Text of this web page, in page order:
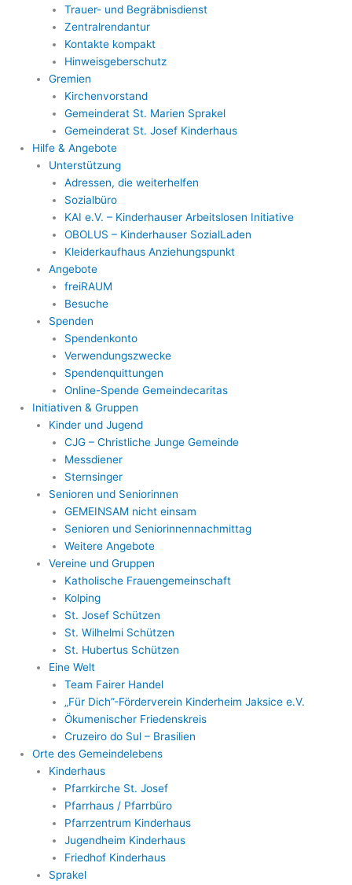
Trauer- und Begräbnisdienst
Zentralrendantur
Kontakte kompakt
Hinweisgeberschutz
Gremien
Kirchenvorstand
Gemeinderat St. Marien Sprakel
Gemeinderat St. Josef Kinderhaus
Hilfe & Angebote
Unterstützung
Adressen, die weiterhelfen
Sozialbüro
KAI e.V. – Kinderhauser Arbeitslosen Initiative
OBOLUS – Kinderhauser SozialLaden
Kleiderkaufhaus Anziehungspunkt
Angebote
freiRAUM
Besuche
Spenden
Spendenkonto
Verwendungszwecke
Spendenquittungen
Online-Spende Gemeindecaritas
Initiativen & Gruppen
Kinder und Jugend
CJG – Christliche Junge Gemeinde
Messdiener
Sternsinger
Senioren und Seniorinnen
GEMEINSAM nicht einsam
Senioren und Seniorinnennachmittag
Weitere Angebote
Vereine und Gruppen
Katholische Frauengemeinschaft
Kolping
St. Josef Schützen
St. Wilhelmi Schützen
St. Hubertus Schützen
Eine Welt
Team Fairer Handel
„Für Dich”-Förderverein Kinderheim Jaksice e.V.
Ökumenischer Friedenskreis
Cruzeiro do Sul – Brasilien
Orte des Gemeindelebens
Kinderhaus
Pfarrkirche St. Josef
Pfarrhaus / Pfarrbüro
Pfarrzentrum Kinderhaus
Jugendheim Kinderhaus
Friedhof Kinderhaus
Sprakel